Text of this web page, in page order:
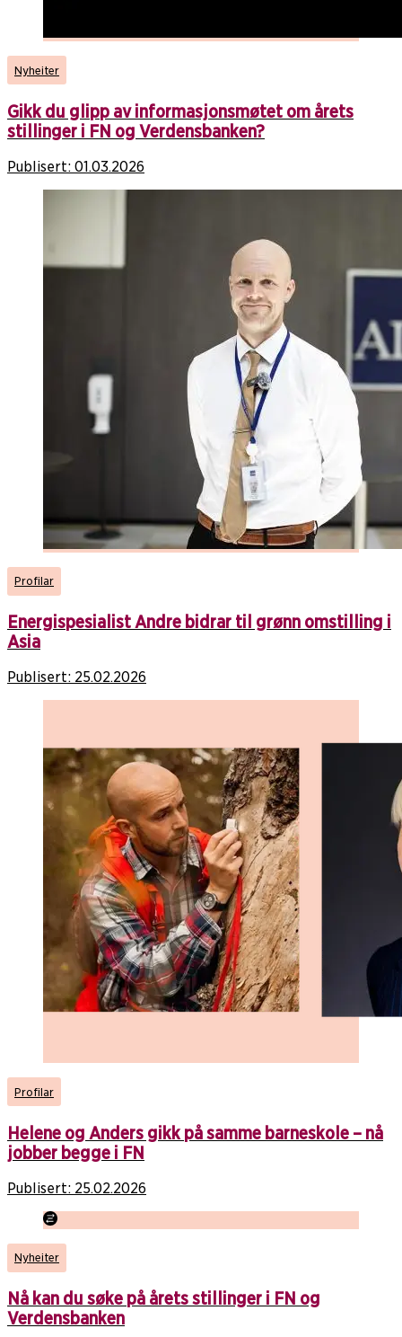
Nyheiter
Gikk du glipp av informasjonsmøtet om årets
stillinger i FN og Verdensbanken?
Publisert: 01.03.2026
Profilar
Energispesialist Andre bidrar til grønn omstilling i
Asia
Publisert: 25.02.2026
Profilar
Helene og Anders gikk på samme barneskole – nå
jobber begge i FN
Publisert: 25.02.2026
Nyheiter
Nå kan du søke på årets stillinger i FN og
Verdensbanken